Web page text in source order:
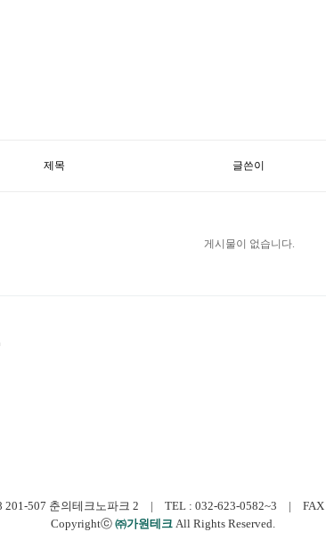
제목 글쓴이
게시물이 없습니다.
201-507 춘의테크노파크 2 | TEL : 032-623-0582~3 |
Copyrightⓒ ㈜가원테크 All Rights Reserved.